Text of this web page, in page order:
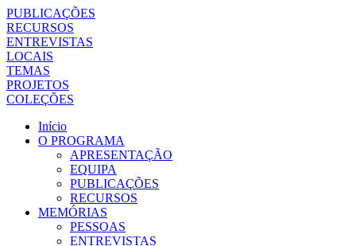
PUBLICAÇÕES
RECURSOS
ENTREVISTAS
LOCAIS
TEMAS
PROJETOS
COLEÇÕES
Início
O PROGRAMA
APRESENTAÇÃO
EQUIPA
PUBLICAÇÕES
RECURSOS
MEMÓRIAS
PESSOAS
ENTREVISTAS